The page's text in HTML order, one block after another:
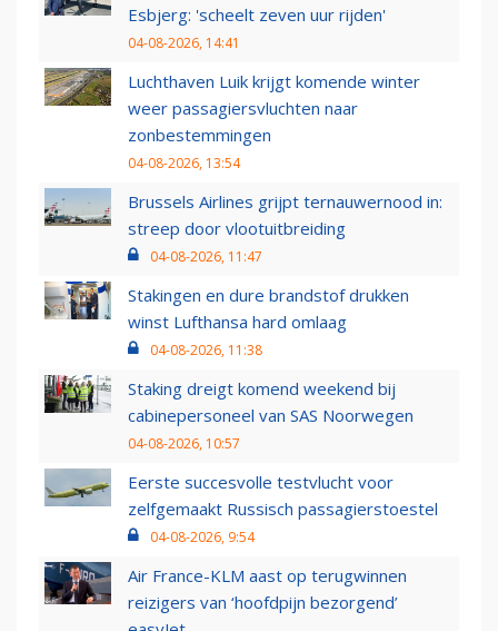
Esbjerg: 'scheelt zeven uur rijden'
04-08-2026, 14:41
Luchthaven Luik krijgt komende winter
weer passagiersvluchten naar
zonbestemmingen
04-08-2026, 13:54
Brussels Airlines grijpt ternauwernood in:
streep door vlootuitbreiding
04-08-2026, 11:47
Stakingen en dure brandstof drukken
winst Lufthansa hard omlaag
04-08-2026, 11:38
Staking dreigt komend weekend bij
cabinepersoneel van SAS Noorwegen
04-08-2026, 10:57
Eerste succesvolle testvlucht voor
zelfgemaakt Russisch passagierstoestel
04-08-2026, 9:54
Air France-KLM aast op terugwinnen
reizigers van ‘hoofdpijn bezorgend’